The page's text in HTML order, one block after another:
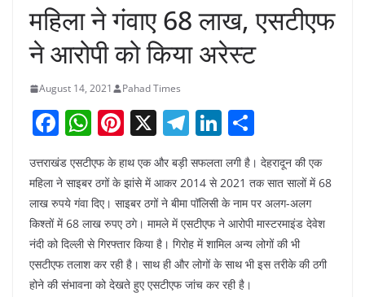
महिला ने गंवाए 68 लाख, एसटीएफ
ने आरोपी को किया अरेस्ट
August 14, 2021 Pahad Times
F
a
c
e
b
o
o
W
at
s
A
p
p
Pi
er
e
st
X T
e
gr
a
m
Li
n
k
e
dI
n
h
ar
e
उत्तराखंड एसटीएफ के हाथ एक और बड़ी सफलता लगी है। देहरादून की एक
महिला ने साइबर ठगों के झांसे में आकर 2014 से 2021 तक सात सालों में 68
लाख रुपये गंवा दिए। साइबर ठगों ने बीमा पॉलिसी के नाम पर अलग-अलग
किश्तों में 68 लाख रुपए ठगे। मामले में एसटीएफ ने आरोपी मास्टरमाइंड देवेश
नंदी को दिल्ली से गिरफ्तार किया है। गिरोह में शामिल अन्य लोगों की भी
एसटीएफ तलाश कर रही है। साथ ही और लोगों के साथ भी इस तरीके की ठगी
होने की संभावना को देखते हुए एसटीएफ जांच कर रही है।